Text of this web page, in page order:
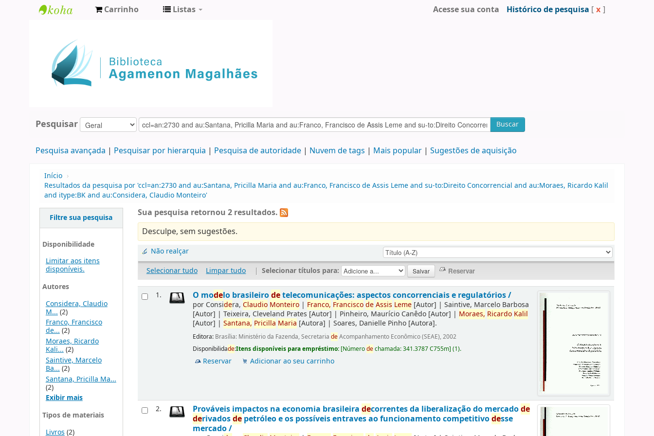
Agamenon
Magalhães
Carrinho Listas Acesse sua conta Histórico de pesquisa [ x ]
Pesquisar Buscar
Pesquisa avançada Pesquisar por hierarquia Pesquisa de autoridade Nuvem de tags Mais popular Sugestões de aquisição
Início ›
Resultados da pesquisa por 'ccl=an:2730 and au:Santana, Pricilla Maria and au:Franco, Francisco de Assis Leme and su-to:Direito Concorrencial and au:Moraes, Ricardo Kalil
and itype:BK and au:Considera, Claudio Monteiro'
Filtre sua pesquisa
Disponibilidade
Limitar aos itens
disponíveis.
Autores
Considera, Claudio
M... (2)
Franco, Francisco
de...(2)
Moraes, Ricardo
Kali... (2)
Saintive, Marcelo
Ba... (2)
Santana, Pricilla Ma...
(2)
Exibir mais
Tipos de materiais
Livros (2)
Sua pesquisa retornou 2 resultados.
Desculpe, sem sugestões.
Não realçar
Selecionar tudo
Limpar tudo | Selecionar títulos para:
1. O modelo brasileirodetelecomunicações: aspectos concorrenciais e regulatórios /
por Considera,Claudio Monteiro | Franco, FranciscodeAssis Leme [Autor] |Saintive, Marcelo Barbosa
[Autor] |Teixeira, Cleveland Prates [Autor] | Pinheiro, Maurício Canêdo [Autor] | Moraes, Ricardo Kalil
[Autor] |Santana, Pricilla Maria [Autora] |Soares, Danielle Pinho [Autora].
Editora: Brasília: Ministério da Fazenda, SecretariadeAcompanhamento Econômico (SEAE), 2002
Disponibilidade:Itens disponíveis para empréstimo: [Númerodechamada:341.3787 C755m](1).
Reservar Adicionar ao seu carrinho
2. Prováveis impactos na economia brasileiradecorrentes da liberalização do mercadode
derivadosde petróleo e os possíveis entraves ao funcionamento competitivodesse
mercado /